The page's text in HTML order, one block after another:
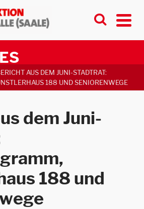
AUS DEM JUNI-STADTRAT:
188 UND SENIORENWEGE
dem Juni-
188 und